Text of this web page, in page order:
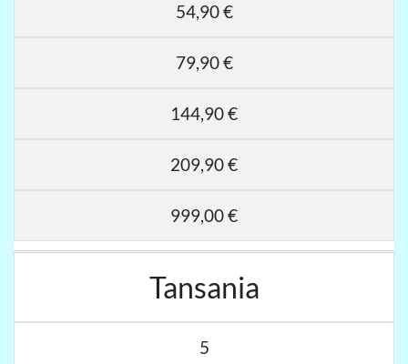
54,90 €
79,90 €
144,90 €
209,90 €
999,00 €
Tansania
5